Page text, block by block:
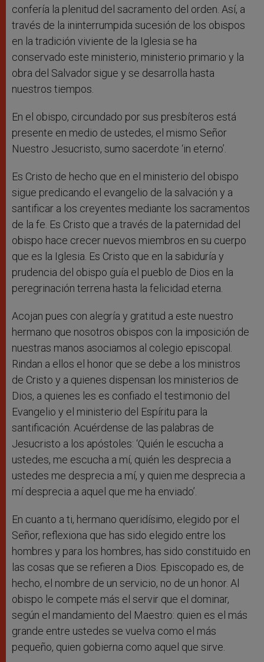
confería la plenitud del sacramento del orden. Así, a
través de la ininterrumpida sucesión de los obispos
en la tradición viviente de la Iglesia se ha
conservado este ministerio, ministerio primario y la
obra del Salvador sigue y se desarrolla hasta
nuestros tiempos.
En el obispo, circundado por sus presbíteros está
presente en medio de ustedes, el mismo Señor
Nuestro Jesucristo, sumo sacerdote ‘in eterno’.
Es Cristo de hecho que en el ministerio del obispo
sigue predicando el evangelio de la salvación y a
santificar a los creyentes mediante los sacramentos
de la fe. Es Cristo que a través de la paternidad del
obispo hace crecer nuevos miembros en su cuerpo
que es la Iglesia. Es Cristo que en la sabiduría y
prudencia del obispo guía el pueblo de Dios en la
peregrinación terrena hasta la felicidad eterna.
Acojan pues con alegría y gratitud a este nuestro
hermano que nosotros obispos con la imposición de
nuestras manos asociamos al colegio episcopal.
Rindan a ellos el honor que se debe a los ministros
de Cristo y a quienes dispensan los ministerios de
Dios, a quienes les es confiado el testimonio del
Evangelio y el ministerio del Espíritu para la
santificación. Acuérdense de las palabras de
Jesucristo a los apóstoles: ‘Quién le escucha a
ustedes, me escucha a mí, quién les desprecia a
ustedes me desprecia a mí, y quien me desprecia a
mí desprecia a aquel que me ha enviado’.
En cuanto a ti, hermano queridísimo, elegido por el
Señor, reflexiona que has sido elegido entre los
hombres y para los hombres, has sido constituido en
las cosas que se refieren a Dios. Episcopado es, de
hecho, el nombre de un servicio, no de un honor. Al
obispo le compete más el servir que el dominar,
según el mandamiento del Maestro: quien es el más
grande entre ustedes se vuelva como el más
pequeño, quien gobierna como aquel que sirve.